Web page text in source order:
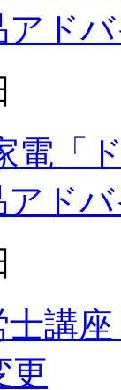
アド
「
ド
講
更